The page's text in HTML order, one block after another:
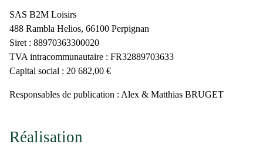
SAS B2M Loisirs
488 Rambla Helios, 66100 Perpignan
Siret : 88970363300020
TVA intracommunautaire : FR32889703633
Capital social : 20 682,00 €
Responsables de publication : Alex & Matthias BRUGET
Réalisation